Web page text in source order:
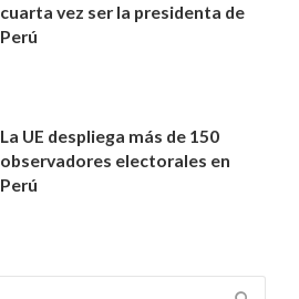
cuarta vez ser la presidenta de
Perú
La UE despliega más de 150
observadores electorales en
Perú